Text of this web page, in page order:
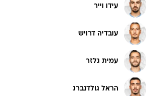
עידו וייר
עובדיה דרויש
עמית גלזר
הראל גולדנברג